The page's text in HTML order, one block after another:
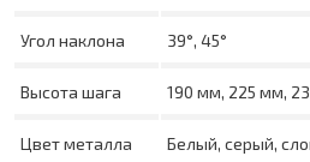
Угол наклона 39°, 45°
Высота шага 190 мм, 225 мм,
Цвет металла Белый, серый,